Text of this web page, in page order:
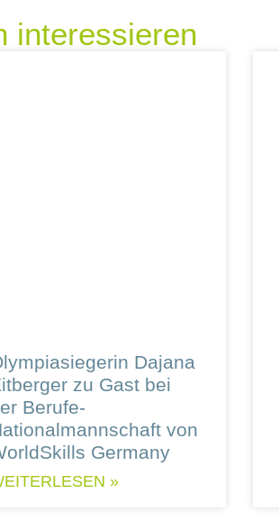
interessieren
Dajana
zu Gast bei
Berufe-
von
Germany
»